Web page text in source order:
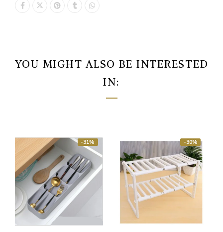
YOU MIGHT ALSO BE INTERESTED
IN:
-31% -30%